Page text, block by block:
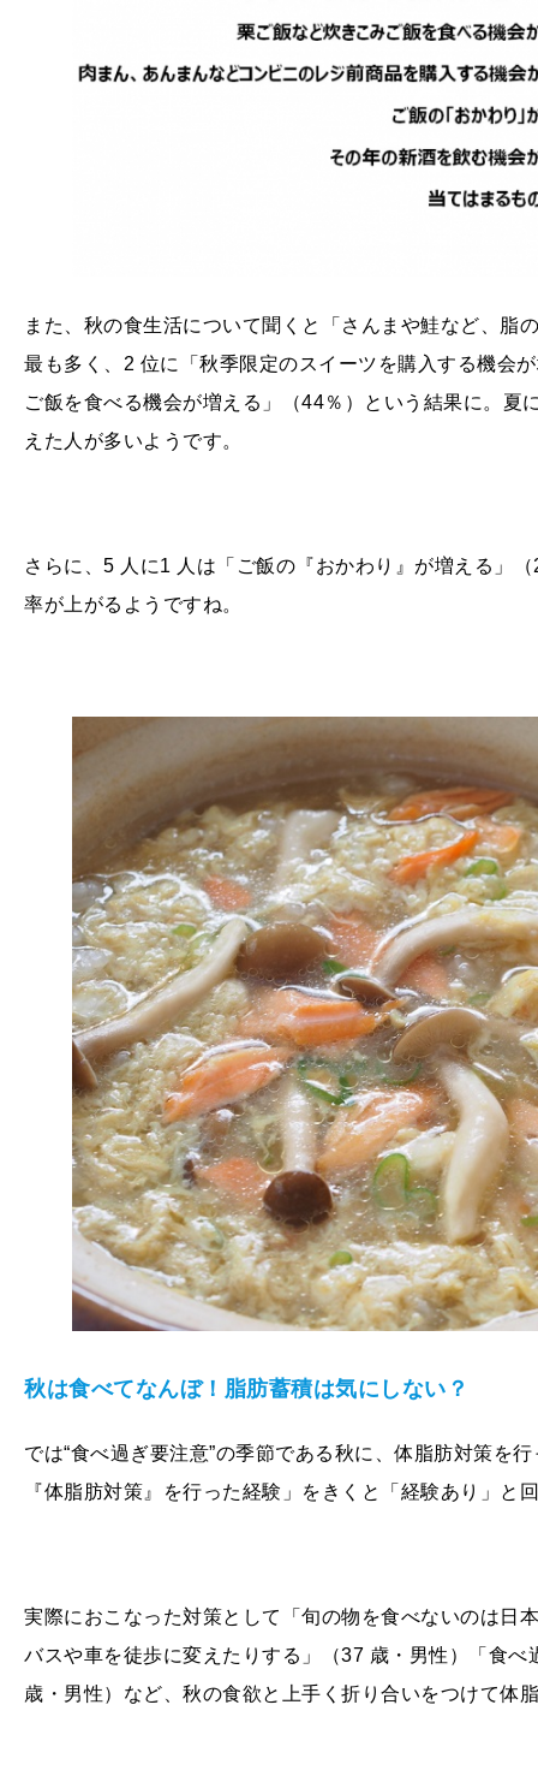
また、秋の食生活について聞くと「さんまや鮭など、脂
最も多く、2 位に「秋季限定のスイーツを購入する機会
ご飯を食べる機会が増える」（44％）という結果に。夏
えた人が多いようです。
さらに、 5 人に1 人は「ご飯の『おかわり』が増える」（
率が上がるようですね。
秋は食べてなんぼ！脂肪蓄積は気にしない？
では“食べ過ぎ要注意”の季節である秋に、体脂肪対策を
『体脂肪対策』を行った経験」をきくと「経験あり」と
実際におこなった対策として「旬の物を食べないのは日
バスや車を徒歩に変えたりする」（37 歳・男性）「食
歳・男性）など、秋の食欲と上手く折り合いをつけて体